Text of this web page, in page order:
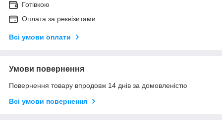
Готівкою
Оплата за реквізитами
Всі умови оплати
Умови повернення
Повернення товару впродовж 14 днів за домовленістю
Всі умови повернення